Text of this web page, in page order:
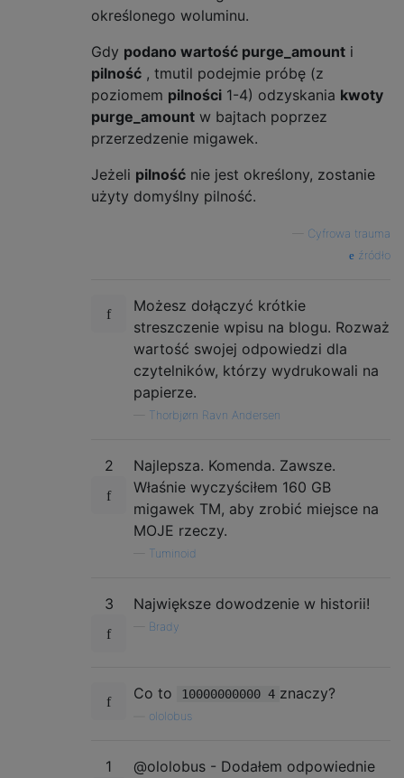
określonego woluminu.
Gdy podano wartość purge_amount i
pilność , tmutil podejmie próbę (z
poziomem pilności 1-4) odzyskania kwoty
purge_amount w bajtach poprzez
przerzedzenie migawek.
Jeżeli pilność nie jest określony, zostanie
użyty domyślny pilność.
Cyfrowa trauma
źródło
Możesz dołączyć krótkie
streszczenie wpisu na blogu. Rozważ
wartość swojej odpowiedzi dla
czytelników, którzy wydrukowali na
papierze.
Thorbjørn Ravn Andersen
2
Najlepsza. Komenda. Zawsze.
Właśnie wyczyściłem 160 GB
migawek TM, aby zrobić miejsce na
MOJE rzeczy.
Tuminoid
3 Największe dowodzenie w historii!
Brady
Co to 10000000000 4 znaczy?
ololobus
1
@ololobus - Dodałem odpowiednie